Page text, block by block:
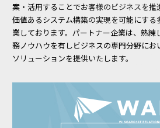
案・活用することでお客様のビジネスを推
価値あるシステム構築の実現を可能にす
業しております。パートナー企業は、熟
務ノウハウを有しビジネスの専門分野にお
ソリューションを提供いたします。